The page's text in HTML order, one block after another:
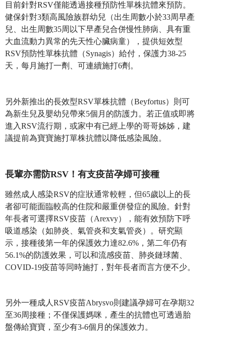
目前針對RSV僅能透過接種預防性單株抗體來預防。
健保針對3類高風險族群幼兒（出生周數小於33周早產
兒、出生周數35周以下早產兒合併慢性肺病、具有重
大血流動力異常的先天性心臟病童），提供短效型
RSV預防性單株抗體（Synagis）給付，保護力38-25
天，每月施打一劑、可連續施打6劑。
另外新推出的長效型RSV單株抗體（Beyfortus）則可
為新生兒及嬰幼兒帶來5個月的防護力。若正值或即將
進入RSV流行期，或家中有已經上學的哥哥姊姊，建
議提前為寶寶施打單株抗體以降低感染風險。
長輩亦需防RSV！有支疫苗孕婦可接種
雖然成人感染RSV的症狀通常較輕，但65歲以上的長
者卻可能面臨較高的住院和嚴重併發症的風險。針對
年長者可選擇RSV疫苗（Arexvy），能有效預防下呼
吸道感染（如肺炎、氣管炎和支氣管炎）。研究顯
示，接種後第一年的保護效力達82.6%，第二年仍有
56.1%的防護效果，可以和流感疫苗、肺炎鏈球菌、
COVID-19疫苗等同時施打，對年長者而言方便不少。
另外一種成人RSV疫苗Abrysvo則建議孕婦可在孕期32
至36周接種；不僅保護媽咪，產生的抗體也可透過胎
盤傳給寶寶，至少有3-6個月的保護效力。